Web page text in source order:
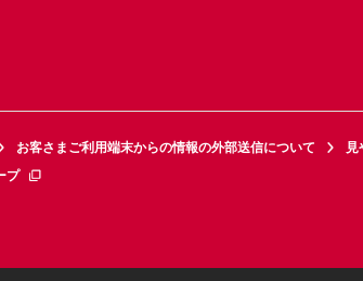
お客さまご利用端末からの情報の外部送信について
見
プ